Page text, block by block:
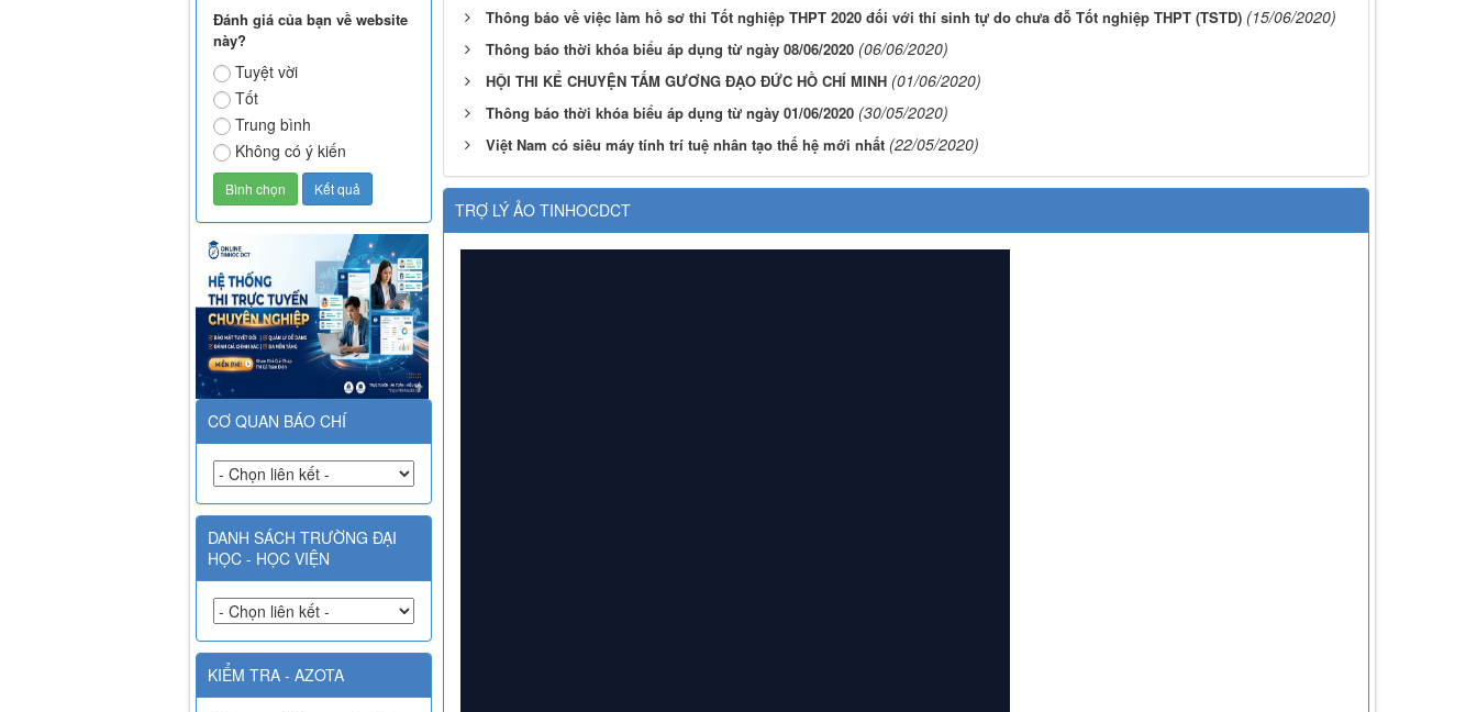
Thông báo về việc làm hồ sơ thi Tốt nghiệp THPT 2020 đối với thí sinh tự do chưa đỗ Tốt nghiệp THPT (TSTD) (15/06/2020)
Thông báo thời khóa biểu áp dụng từ ngày 08/06/2020 (06/06/2020)
HỘI THI KỂ CHUYỆN TẤM GƯƠNG ĐẠO ĐỨC HỒ CHÍ MINH (01/06/2020)
Thông báo thời khóa biểu áp dụng từ ngày 01/06/2020 (30/05/2020)
Việt Nam có siêu máy tính trí tuệ nhân tạo thế hệ mới nhất (22/05/2020)
TRỢ LÝ ẢO TINHOCDCT
Đánh giá của bạn về website
này?
Tuyệt vời
Tốt
Trung bình
Không có ý kiến
CƠ QUAN BÁO CHÍ
DANH SÁCH TRƯỜNG ĐẠI
HỌC - HỌC VIỆN
KIỂM TRA - AZOTA